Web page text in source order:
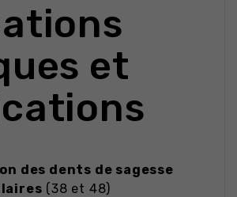
et
des dents de sagesse
(38 et 48)